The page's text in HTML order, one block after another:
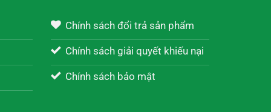
Chính sách đổi trả sản phẩm
Chính sách giải quyết khiếu nại
Chính sách bảo mật